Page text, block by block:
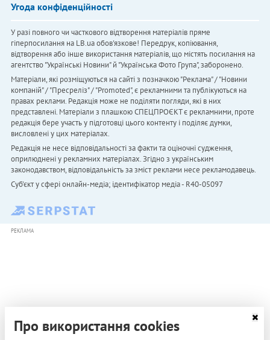
Угода конфіденційності
У разі повного чи часткового відтворення матеріалів пряме
гіперпосилання на LB.ua обов'язкове! Передрук, копіювання,
відтворення або інше використання матеріалів, що містять посилання на
агентство "Українськi Новини" й "Українська Фото Група", заборонено.
Матеріали, які розміщуються на сайті з позначкою "Реклама" / "Новини
компаній" / "Пресреліз" / "Promoted", є рекламними та публікуються на
правах реклами. Редакція може не поділяти погляди, які в них
представлені. Матеріали з плашкою СПЕЦПРОЄКТ є рекламними, проте
редакція бере участь у підготовці цього контенту і поділяє думки,
висловлені у цих матеріалах.
Редакція не несе відповідальності за факти та оціночні судження,
оприлюднені у рекламних матеріалах. Згідно з українським
законодавством, відповідальність за зміст реклами несе рекламодавець.
Cуб'єкт у сфері онлайн-медіа; ідентифікатор медіа - R40-05097
РЕКЛАМА
Про використання cookies